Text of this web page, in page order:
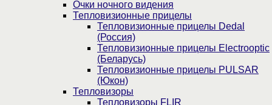
Очки ночного видения
Тепловизионные прицелы
Тепловизионные прицелы Dedal
(Россия)
Тепловизионные прицелы Electrooptic
(Беларусь)
Тепловизионные прицелы PULSAR
(Юкон)
Тепловизоры
Тепловизоры FLIR